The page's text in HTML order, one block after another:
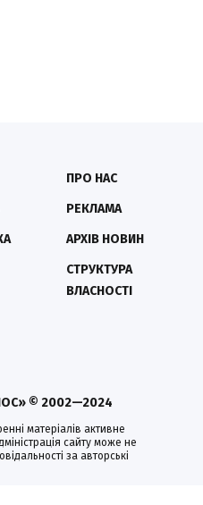
© 2002—2024
матеріалів активне
сайту може не
за авторські
ПРО НАС
РЕКЛАМА
АРХІВ НОВИН
СТРУКТУРА
ВЛАСНОСТІ